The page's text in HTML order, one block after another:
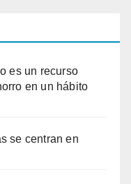
es un recurso
en un hábito
se centran en